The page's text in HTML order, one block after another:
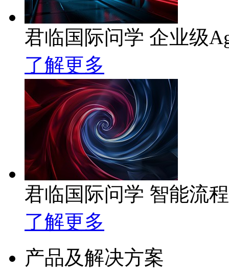
君临国际问学 企业级
了解更多
君临国际问学 智能流
了解更多
产品及解决方案